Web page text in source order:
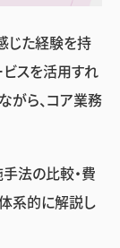
じた経験を持
スを活用すれ
がら、コア業務
法の比較・費
系的に解説し